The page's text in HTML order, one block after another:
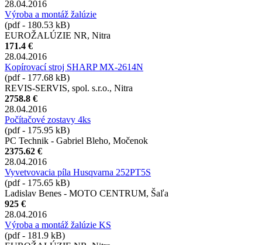
28.04.2016
Výroba a montáž žalúzie
(pdf - 180.53 kB)
EUROŽALÚZIE NR, Nitra
171.4 €
28.04.2016
Kopírovací stroj SHARP MX-2614N
(pdf - 177.68 kB)
REVIS-SERVIS, spol. s.r.o., Nitra
2758.8 €
28.04.2016
Počítačové zostavy 4ks
(pdf - 175.95 kB)
PC Technik - Gabriel Bleho, Močenok
2375.62 €
28.04.2016
Vyvetvovacia píla Husqvarna 252PT5S
(pdf - 175.65 kB)
Ladislav Benes - MOTO CENTRUM, Šaľa
925 €
28.04.2016
Výroba a montáž žalúzie KS
(pdf - 181.9 kB)